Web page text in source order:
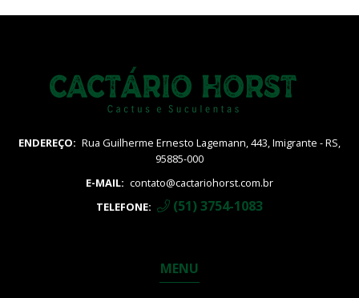
ENDEREÇO: Rua Guilherme Ernesto Lagemann, 443, Imigrante - RS,
95885-000
E-MAIL: contato@cactariohorst.com.br
TELEFONE:
(51) 3754-1083
MENU